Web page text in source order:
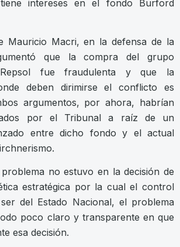
intereses en el fondo Burford
Mauricio Macri, en la defensa de la
que la compra del grupo
fue fraudulenta y que la
deben dirimirse el conflicto es
argumentos, por ahora, habrían
por el Tribunal a raíz de un
entre dicho fondo y el actual
no estuvo en la decisión de
estratégica por la cual el control
del Estado Nacional, el problema
poco claro y transparente en que
esa decisión.